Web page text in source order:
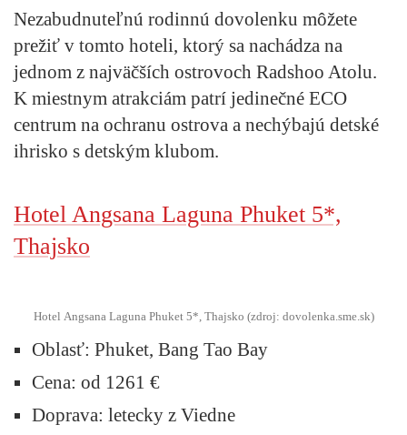
Nezabudnuteľnú rodinnú dovolenku môžete
prežiť v tomto hoteli, ktorý sa nachádza na
jednom z najväčších ostrovoch Radshoo Atolu.
K miestnym atrakciám patrí jedinečné ECO
centrum na ochranu ostrova a nechýbajú detské
ihrisko s detským klubom.
Hotel Angsana Laguna Phuket 5*,
Thajsko
Hotel Angsana Laguna Phuket 5*, Thajsko (zdroj: dovolenka.sme.sk)
Oblasť: Phuket, Bang Tao Bay
Cena: od 1261 €
Doprava: letecky z Viedne